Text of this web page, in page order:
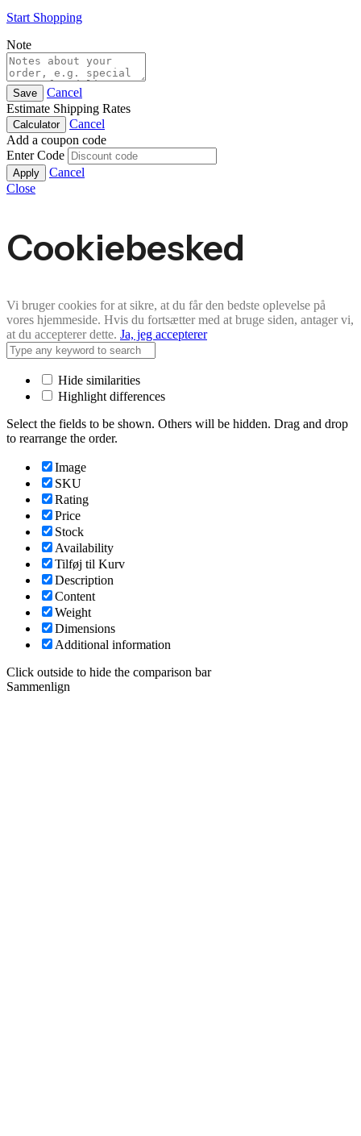
Start Shopping
Note
Save
Cancel
Estimate Shipping Rates
Calculator
Cancel
Add a coupon code
Enter Code
Apply
Cancel
Close
Cookiebesked
Vi bruger cookies for at sikre, at du får den bedste oplevelse på
vores hjemmeside. Hvis du fortsætter med at bruge siden, antager vi,
at du accepterer dette. Ja, jeg accepterer
Hide similarities
Highlight differences
Select the fields to be shown. Others will be hidden. Drag and drop
to rearrange the order.
Image
SKU
Rating
Price
Stock
Availability
Tilføj til Kurv
Description
Content
Weight
Dimensions
Additional information
Click outside to hide the comparison bar
Sammenlign